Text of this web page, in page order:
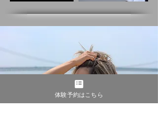
体験予約はこちら